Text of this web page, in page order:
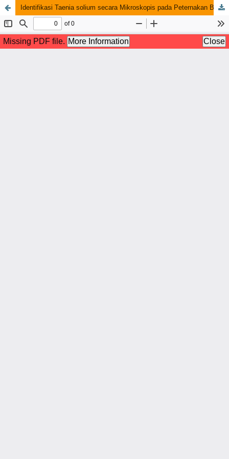
Identifikasi Taenia solium secara Mikroskopis pada Peternakan Babi